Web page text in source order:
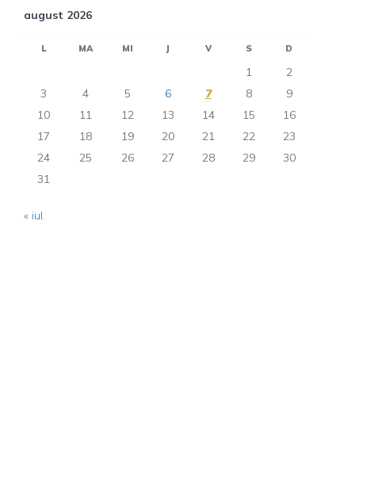
august 2026
L MA MI J V S D
1
2
3
4 5 6 7 8
9
10
11 12 13 14 15
16
17
18 19 20 21 22
23
24
25 26 27 28 29
30
31
« iul.